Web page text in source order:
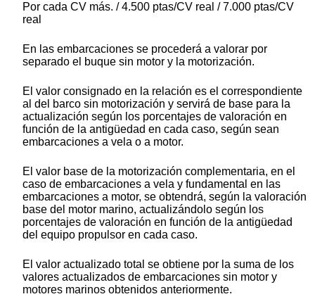
Por cada CV más. / 4.500 ptas/CV real / 7.000 ptas/CV
real
En las embarcaciones se procederá a valorar por
separado el buque sin motor y la motorización.
El valor consignado en la relación es el correspondiente
al del barco sin motorización y servirá de base para la
actualización según los porcentajes de valoración en
función de la antigüedad en cada caso, según sean
embarcaciones a vela o a motor.
El valor base de la motorización complementaria, en el
caso de embarcaciones a vela y fundamental en las
embarcaciones a motor, se obtendrá, según la valoración
base del motor marino, actualizándolo según los
porcentajes de valoración en función de la antigüedad
del equipo propulsor en cada caso.
El valor actualizado total se obtiene por la suma de los
valores actualizados de embarcaciones sin motor y
motores marinos obtenidos anteriormente.